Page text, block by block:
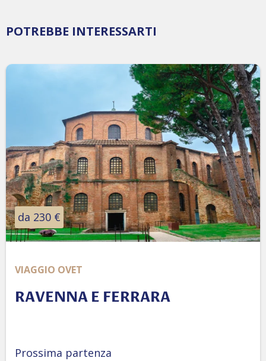
POTREBBE INTERESSARTI
da 230 €
VIAGGIO OVET
RAVENNA E FERRARA
Prossima partenza